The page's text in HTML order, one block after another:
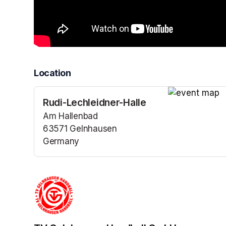
Location
Rudi-Lechleidner-Halle
Am Hallenbad
63571 Gelnhausen
Germany